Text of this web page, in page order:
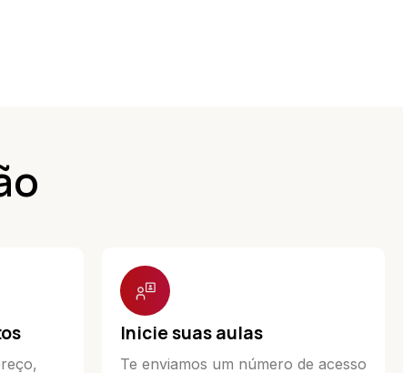
Inicie suas aulas
Te enviamos um número de acesso